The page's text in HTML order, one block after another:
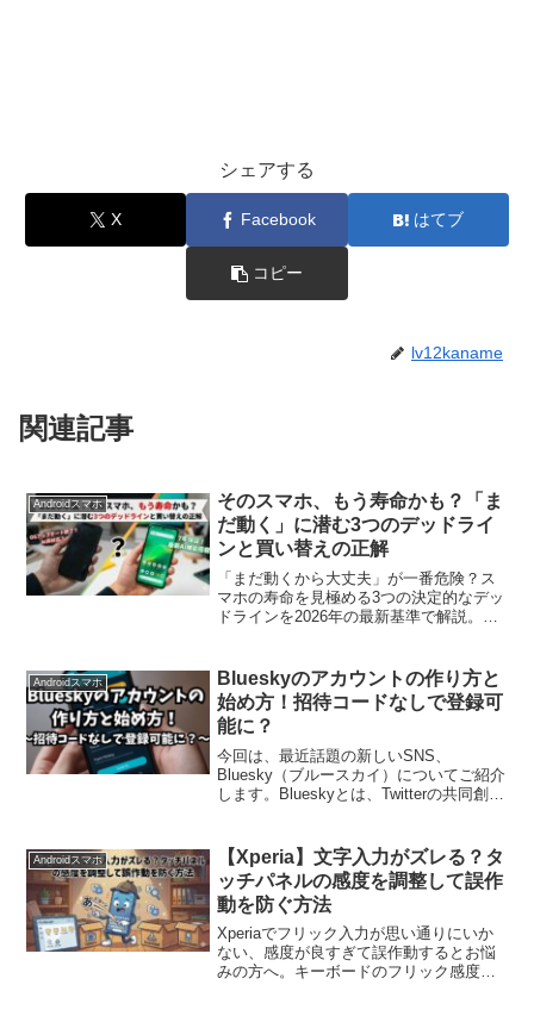
シェアする
X Facebook はてブ
コピー
lv12kaname
関連記事
Androidスマホ
そのスマホ、もう寿命かも？「ま
だ動く」に潜む3つのデッドライ
ンと買い替えの正解
「まだ動くから大丈夫」が一番危険？ス
マホの寿命を見極める3つの決定的なデッ
ドラインを2026年の最新基準で解説。バ
部チョーが、失敗しない買い替えのタイ
ミングと正解を伝授します。
Androidスマホ
Blueskyのアカウントの作り方と
始め方！招待コードなしで登録可
能に？
今回は、最近話題の新しいSNS、
Bluesky（ブルースカイ）についてご紹介
します。Blueskyとは、Twitterの共同創業
SNSとは、中央集権的なサーバーが存
在...
Androidスマホ
【Xperia】文字入力がズレる？タ
ッチパネルの感度を調整して誤作
動を防ぐ方法
Xperiaでフリック入力が思い通りにいか
ない、感度が良すぎて誤作動するとお悩
みの方へ。キーボードのフリック感度調